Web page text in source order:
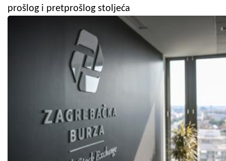
prošlog i pretprošlog stoljeća